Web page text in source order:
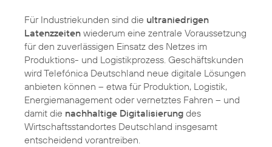
Für Industriekunden sind die ultraniedrigen
Latenzzeiten wiederum eine zentrale Voraussetzung
für den zuverlässigen Einsatz des Netzes im
Produktions- und Logistikprozess. Geschäftskunden
wird Telefónica Deutschland neue digitale Lösungen
anbieten können – etwa für Produktion, Logistik,
Energiemanagement oder vernetztes Fahren – und
damit die nachhaltige Digitalisierung des
Wirtschaftsstandortes Deutschland insgesamt
entscheidend vorantreiben.